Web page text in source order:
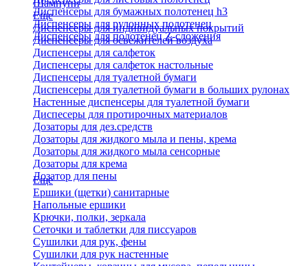
Шампуни
Диспенсеры для бумажных полотенец h3
Диспенсеры для рулонных полотенец
Диспенсеры для полотенец Z-сложения
Еще
Диспенсеры для индивидуальных покрытий
Диспенсеры для освежителей воздуха
Диспенсеры для салфеток
Диспенсеры для салфеток настольные
Диспенсеры для туалетной бумаги
Диспенсеры для туалетной бумаги в больших рулонах
Настенные диспенсеры для туалетной бумаги
Диспесеры для протирочных материалов
Дозаторы для дез.средств
Дозаторы для жидкого мыла и пены, крема
Дозаторы для жидкого мыла сенсорные
Дозаторы для крема
Дозатор для пены
Еще
Ершики (щетки) санитарные
Напольные ершики
Крючки, полки, зеркала
Сеточки и таблетки для писсуаров
Сушилки для рук, фены
Сушилки для рук настенные